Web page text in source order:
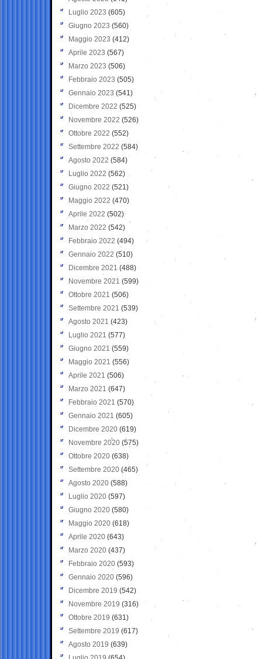
Luglio 2023 (605)
Giugno 2023 (560)
Maggio 2023 (412)
Aprile 2023 (567)
Marzo 2023 (506)
Febbraio 2023 (505)
Gennaio 2023 (541)
Dicembre 2022 (525)
Novembre 2022 (526)
Ottobre 2022 (552)
Settembre 2022 (584)
Agosto 2022 (584)
Luglio 2022 (562)
Giugno 2022 (521)
Maggio 2022 (470)
Aprile 2022 (502)
Marzo 2022 (542)
Febbraio 2022 (494)
Gennaio 2022 (510)
Dicembre 2021 (488)
Novembre 2021 (599)
Ottobre 2021 (506)
Settembre 2021 (539)
Agosto 2021 (423)
Luglio 2021 (577)
Giugno 2021(559)
Maggio 2021 (556)
Aprile 2021 (506)
Marzo 2021 (647)
Febbraio 2021 (570)
Gennaio 2021 (605)
Dicembre 2020 (619)
Novembre 2020 (575)
Ottobre 2020 (638)
Settembre 2020(465)
Agosto 2020 (588)
Luglio 2020 (597)
Giugno 2020 (580)
Maggio 2020 (618)
Aprile 2020 (643)
Marzo 2020 (437)
Febbraio 2020 (593)
Gennaio 2020 (596)
Dicembre 2019 (542)
Novembre 2019 (316)
Ottobre 2019 (631)
Settembre 2019 (617)
Agosto 2019 (639)